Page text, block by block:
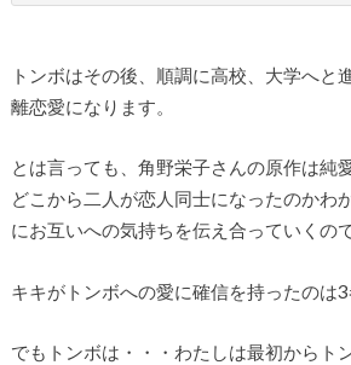
トンボはその後、順調に高校、大学へと
離恋愛になります。
とは言っても、角野栄子さんの原作は純
どこから二人が恋人同士になったのかわ
にお互いへの気持ちを伝え合っていくの
キキがトンボへの愛に確信を持ったのは3
でもトンボは・・・わたしは最初からト